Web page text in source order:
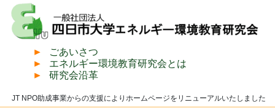
ごあいさつ
エネルギー環境教育研究会とは
研究会沿革
JT NPO助成事業からの支援によりホームページをリニューアルいたしました